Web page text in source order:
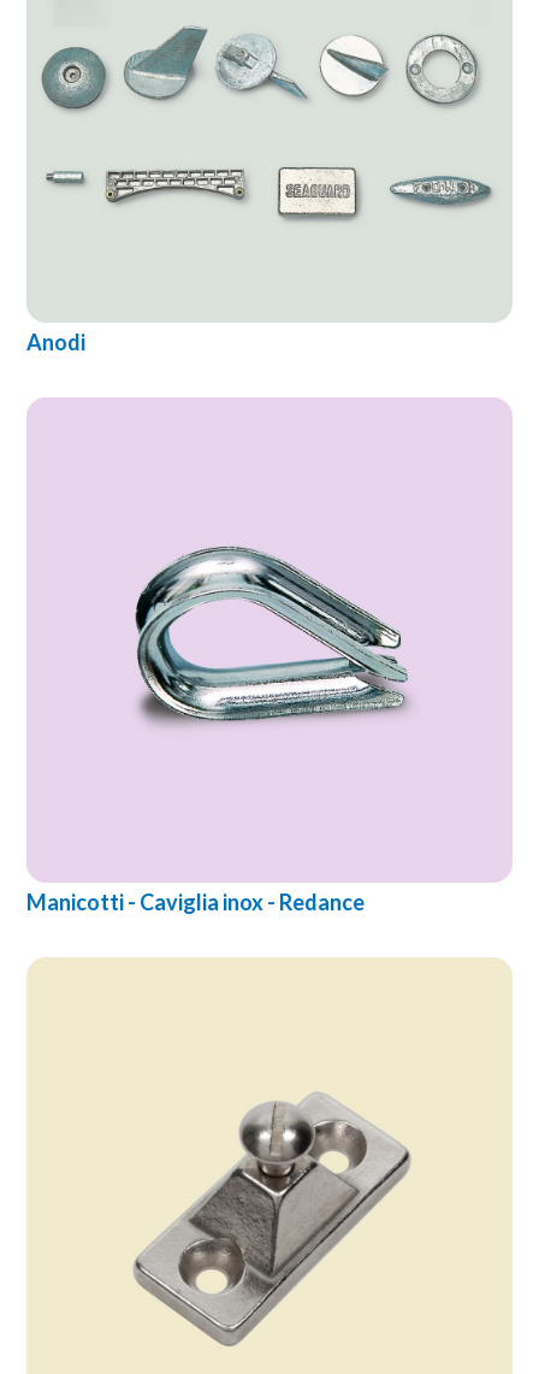
Anodi
Manicotti - Caviglia inox - Redance